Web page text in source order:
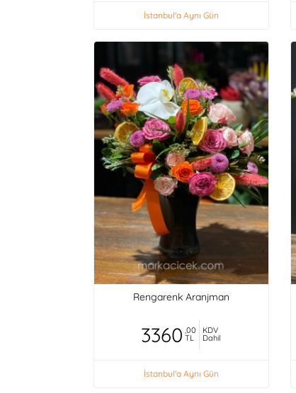
İstanbul'a Aynı Gün
Rengarenk Aranjman
3360 ,00
TL
KDV
Dahil
İstanbul'a Aynı Gün